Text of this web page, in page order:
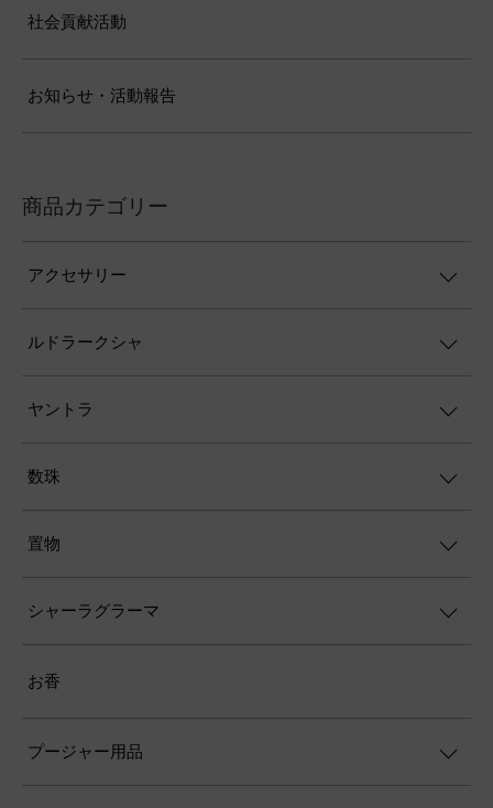
社会貢献活動
お知らせ・活動報告
商品カテゴリー
アクセサリー
ルドラークシャ
ヤントラ
数珠
置物
シャーラグラーマ
お香
プージャー用品